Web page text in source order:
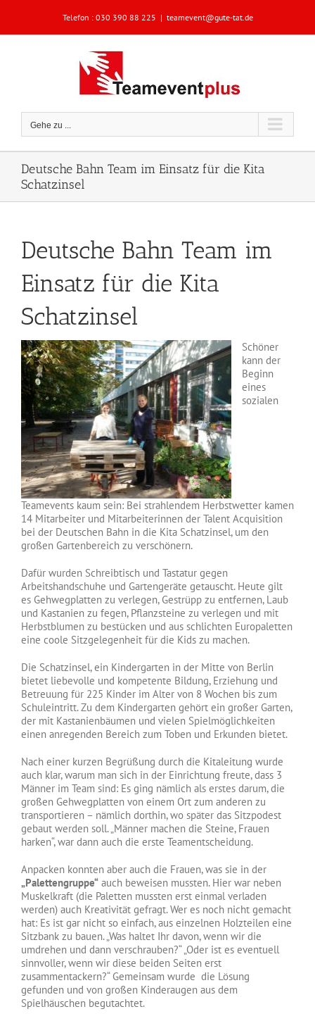
springen
Telefon : 030 390 88 225 | teamevent@gute-tat.de
Gehe zu ...
Deutsche Bahn Team im Einsatz für die Kita
Schatzinsel
Deutsche Bahn Team im
Einsatz für die Kita
Schatzinsel
Schöner
kann der
Beginn
eines
sozialen
Teamevents kaum sein: Bei strahlendem Herbstwetter kamen
14 Mitarbeiter und Mitarbeiterinnen der Talent Acquisition
bei der Deutschen Bahn in die Kita Schatzinsel, um den
großen Gartenbereich zu verschönern.
Dafür wurden Schreibtisch und Tastatur gegen
Arbeitshandschuhe und Gartengeräte getauscht. Heute gilt
es Gehwegplatten zu verlegen, Gestrüpp zu entfernen, Laub
und Kastanien zu fegen, Pflanzsteine zu verlegen und mit
Herbstblumen zu bestücken und aus schlichten Europaletten
eine coole Sitzgelegenheit für die Kids zu machen.
Die Schatzinsel, ein Kindergarten in der Mitte von Berlin
bietet liebevolle und kompetente Bildung, Erziehung und
Betreuung für 225 Kinder im Alter von 8 Wochen bis zum
Schuleintritt. Zu dem Kindergarten gehört ein großer Garten,
der mit Kastanienbäumen und vielen Spielmöglichkeiten
einen anregenden Bereich zum Toben und Erkunden bietet.
Nach einer kurzen Begrüßung durch die Kitaleitung wurde
auch klar, warum man sich in der Einrichtung freute, dass 3
Männer im Team sind: Es ging nämlich als erstes darum, die
großen Gehwegplatten von einem Ort zum anderen zu
transportieren – nämlich dorthin, wo später das Sitzpodest
gebaut werden soll. „Männer machen die Steine, Frauen
harken“, war dann auch die erste Teamentscheidung.
Anpacken konnten aber auch die Frauen, was sie in der
„Palettengruppe“ auch beweisen mussten. Hier war neben
Muskelkraft (die Paletten mussten erst einmal verladen
werden) auch Kreativität gefragt. Wer es noch nicht gemacht
hat: Es ist gar nicht so einfach, aus einzelnen Holzteilen eine
Sitzbank zu bauen. „Was haltet Ihr davon, wenn wir die
umdrehen und dann verschrauben?“ „Oder ist es eventuell
sinnvoller, wenn wir diese beiden Seiten erst
zusammentackern?“ Gemeinsam wurde die Lösung
gefunden und von großen Kinderaugen aus dem
Spielhäuschen begutachtet.